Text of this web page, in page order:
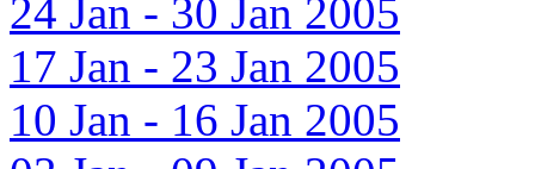
24 Jan - 30 Jan 2005
17 Jan - 23 Jan 2005
10 Jan - 16 Jan 2005